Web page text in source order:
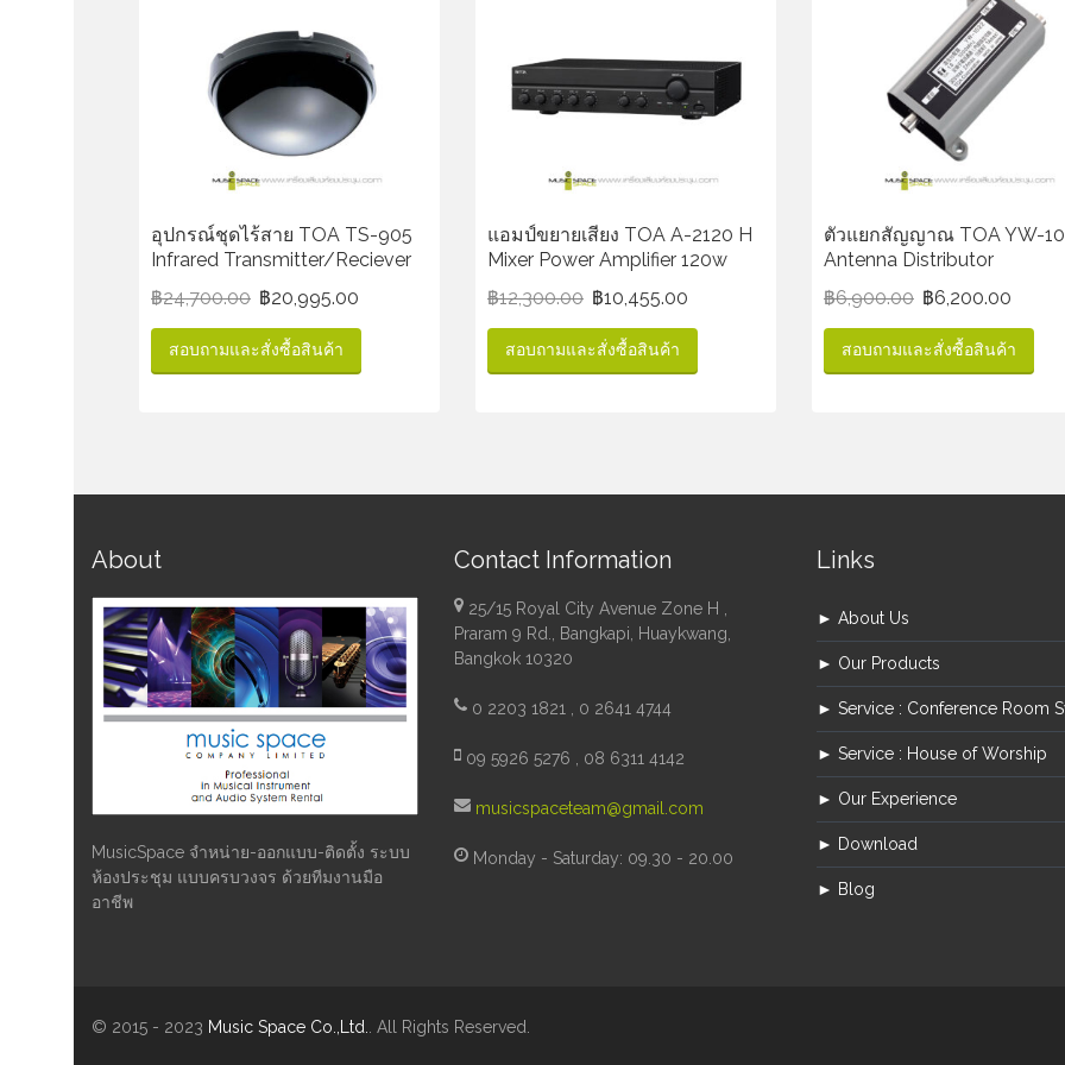
อุปกรณ์ชุดไร้สาย TOA TS-905
Infrared Transmitter/Reciever
฿24,700.00 ฿20,995.00
สอบถามและสั่งซื้อสินค้า
แอมป์ขยายเสียง TOA A-2120 H
Mixer Power Amplifier 120w
฿12,300.00 ฿10,455.00
สอบถามและสั่งซื้อสินค้า
ตัวแยกสัญญาณ TOA YW-
Antenna Distributor
฿6,900.00 ฿6,200.00
สอบถามและสั่งซื้อสินค้า
About
MusicSpace จำหน่าย-ออกแบบ-ติดตั้ง ระบบ
ห้องประชุม แบบครบวงจร ด้วยทีมงานมือ
อาชีพ
Contact Information
25/15 Royal City Avenue Zone H ,
Praram 9 Rd., Bangkapi, Huaykwang,
Bangkok 10320
0 2203 1821 , 0 2641 4744
09 5926 5276 , 08 6311 4142
musicspaceteam@gmail.com
Monday - Saturday: 09.30 - 20.00
Links
► About Us
► Our Products
► Service : Conference Room
► Service : House of Worship
► Our Experience
► Download
► Blog
© 2015 - 2023 Music Space Co.,Ltd. . All Rights Reserved.